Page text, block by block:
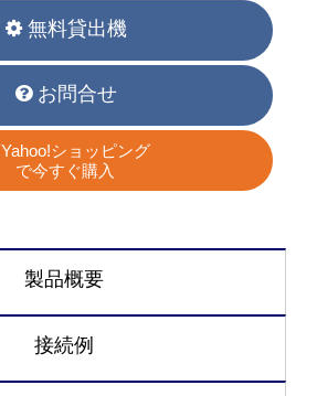
無料貸出機
お問合せ
Yahoo!ショッピング
で今すぐ購入
製品概要
接続例